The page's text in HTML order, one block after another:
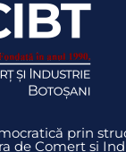
prin
de Comerț și